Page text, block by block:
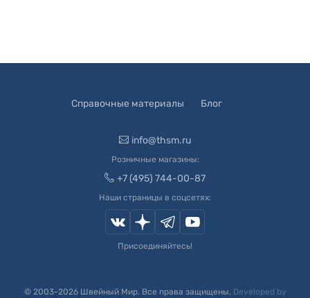
Справочные материалы Блог
info@thsm.ru
Розничные магазины:
+7 (495) 744-00-87
Наши страницы в соцсетях:
Присоединяйтесь!
© 2003-2026Швейный Мир. Все права защищены. Developed by